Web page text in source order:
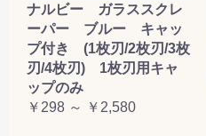
ナルビー ガラススクレ
ーパー ブルー キャッ
プ付き (1枚刃/2枚刃/3枚
刃/4枚刃) 1枚刃用キャ
ップのみ
￥298 ～ ￥2,580